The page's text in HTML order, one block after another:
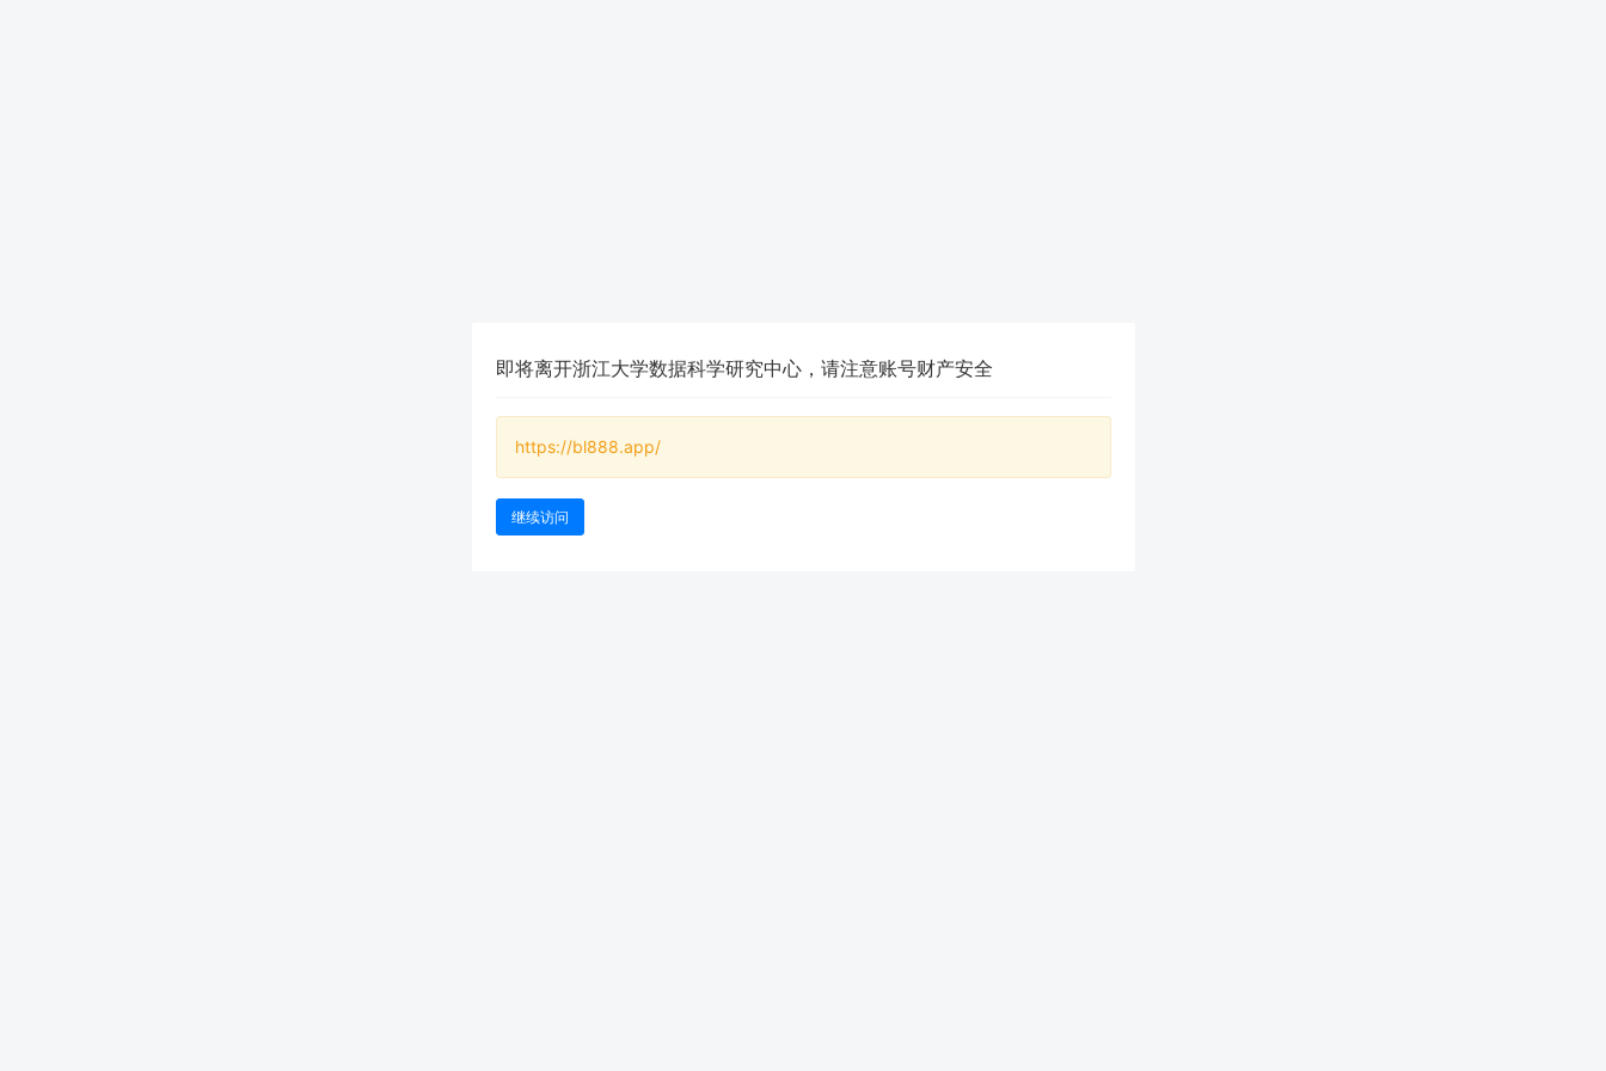
即将离开浙江大学数据科学研究中心，请注意账号财产安全
https://bl888.app/
继续访问